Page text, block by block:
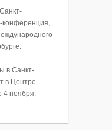
конференция,
в Санкт-
в Центре
4 ноября.